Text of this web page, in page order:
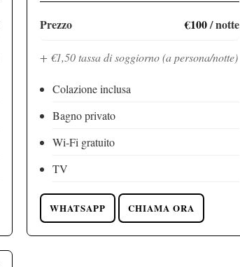
Prezzo €100/ notte
+ €1,50 tassa di soggiorno (a persona/notte)
Colazione inclusa
Bagno privato
Wi-Fi gratuito
TV
WHATSAPP CHIAMA ORA